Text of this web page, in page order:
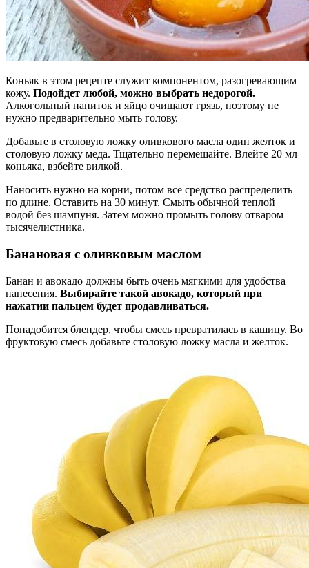
Коньяк в этом рецепте служит компонентом, разогревающим
кожу. Подойдет любой, можно выбрать недорогой.
Алкогольный напиток и яйцо очищают грязь, поэтому не
нужно предварительно мыть голову.
Добавьте в столовую ложку оливкового масла один желток и
столовую ложку меда. Тщательно перемешайте. Влейте 20 мл
коньяка, взбейте вилкой.
Наносить нужно на корни, потом все средство распределить
по длине. Оставить на 30 минут. Смыть обычной теплой
водой без шампуня. Затем можно промыть голову отваром
тысячелистника.
Банановая с оливковым маслом
Банан и авокадо должны быть очень мягкими для удобства
нанесения. Выбирайте такой авокадо, который при
нажатии пальцем будет продавливаться.
Понадобится блендер, чтобы смесь превратилась в кашицу. Во
фруктовую смесь добавьте столовую ложку масла и желток.